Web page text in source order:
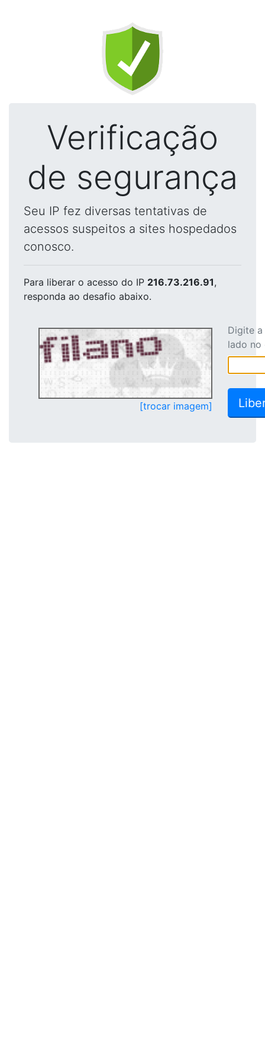
Verificação
de segurança
Seu IP fez diversas tentativas de
acessos suspeitos a sites hospedados
conosco.
Para liberar o acesso do IP 216.73.216.91,
responda ao desafio abaixo.
[trocar imagem]
Digite
lado no